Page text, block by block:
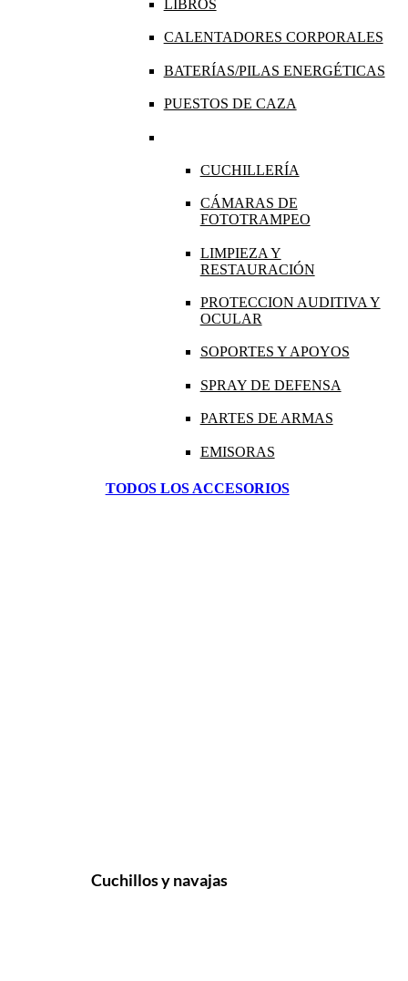
LIBROS
CALENTADORES CORPORALES
BATERÍAS/PILAS ENERGÉTICAS
PUESTOS DE CAZA
CUCHILLERÍA
CÁMARAS DE
FOTOTRAMPEO
LIMPIEZA Y
RESTAURACIÓN
PROTECCION AUDITIVA Y
OCULAR
SOPORTES Y APOYOS
SPRAY DE DEFENSA
PARTES DE ARMAS
EMISORAS
TODOS LOS ACCESORIOS
Cuchillos y navajas